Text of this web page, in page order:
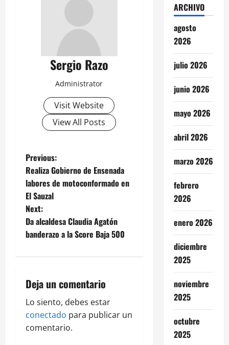
Sergio Razo
Administrator
Visit Website
View All Posts
P
o
s
t
v
i
g
Previous:
Realiza Gobierno de Ensenada
labores de motoconformado en
El Sauzal
Next:
Da alcaldesa Claudia Agatón
banderazo a la Score Baja 500
Deja un comentario
Lo siento, debes estar
conectado para publicar un
comentario.
ARCHIVO
agosto
2026
julio 2026
junio 2026
mayo 2026
abril 2026
marzo 2026
febrero
2026
enero 2026
diciembre
2025
noviembre
2025
octubre
2025